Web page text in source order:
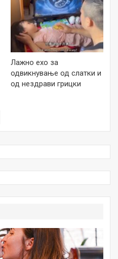
Лажно ехо за
одвикнување од слатки и
од нездрави грицки